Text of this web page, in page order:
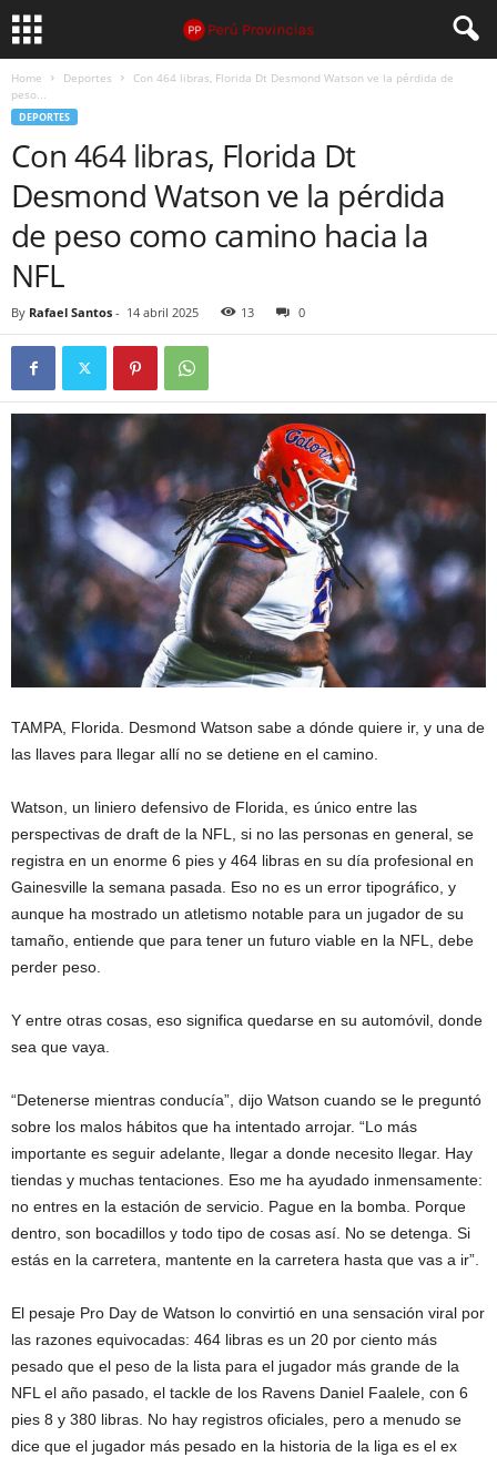
Home Deportes
Con 464 libras, Florida Dt Desmond Watson ve la pérdida de
peso...
DEPORTES
Con 464 libras, Florida Dt
Desmond Watson ve la pérdida
de peso como camino hacia la
NFL
By Rafael Santos - 14 abril 2025 13 0
TAMPA, Florida. Desmond Watson sabe a dónde quiere ir, y una de
las llaves para llegar allí no se detiene en el camino.
Watson, un liniero defensivo de Florida, es único entre las
perspectivas de draft de la NFL, si no las personas en general, se
registra en un enorme 6 pies y 464 libras en su día profesional en
Gainesville la semana pasada. Eso no es un error tipográfico, y
aunque ha mostrado un atletismo notable para un jugador de su
tamaño, entiende que para tener un futuro viable en la NFL, debe
perder peso.
Y entre otras cosas, eso significa quedarse en su automóvil, donde
sea que vaya.
“Detenerse mientras conducía”, dijo Watson cuando se le preguntó
sobre los malos hábitos que ha intentado arrojar. “Lo más
importante es seguir adelante, llegar a donde necesito llegar. Hay
tiendas y muchas tentaciones. Eso me ha ayudado inmensamente:
no entres en la estación de servicio. Pague en la bomba. Porque
dentro, son bocadillos y todo tipo de cosas así. No se detenga. Si
estás en la carretera, mantente en la carretera hasta que vas a ir”.
El pesaje Pro Day de Watson lo convirtió en una sensación viral por
las razones equivocadas: 464 libras es un 20 por ciento más
pesado que el peso de la lista para el jugador más grande de la
NFL el año pasado, el tackle de los Ravens Daniel Faalele, con 6
pies 8 y 380 libras. No hay registros oficiales, pero a menudo se
dice que el jugador más pesado en la historia de la liga es el ex